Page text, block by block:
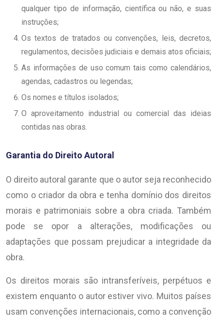
qualquer tipo de informação, científica ou não, e suas
instruções;
Os textos de tratados ou convenções, leis, decretos,
regulamentos, decisões judiciais e demais atos oficiais;
As informações de uso comum tais como calendários,
agendas, cadastros ou legendas;
Os nomes e títulos isolados;
O aproveitamento industrial ou comercial das ideias
contidas nas obras.
Garantia do Direito Autoral
O direito autoral garante que o autor seja reconhecido
como o criador da obra e tenha domínio dos direitos
morais e patrimoniais sobre a obra criada. Também
pode se opor a alterações, modificações ou
adaptações que possam prejudicar a integridade da
obra.
Os direitos morais são intransferíveis, perpétuos e
existem enquanto o autor estiver vivo. Muitos países
usam convenções internacionais, como a convenção